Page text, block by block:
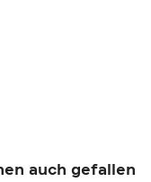
auch gefallen